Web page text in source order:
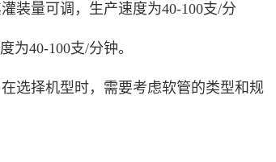
装量可调，生产速度为40-100支/分
40-100支/分钟。
选择机型时，需要考虑软管的类型和规